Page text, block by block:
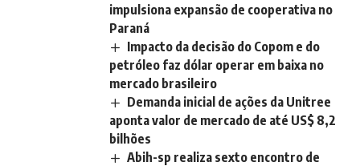
impulsiona expansão de cooperativa no
Paraná
Impacto da decisão do Copom e do
petróleo faz dólar operar em baixa no
mercado brasileiro
Demanda inicial de ações da Unitree
aponta valor de mercado de até US$ 8,2
bilhões
Abih-sp realiza sexto encontro de